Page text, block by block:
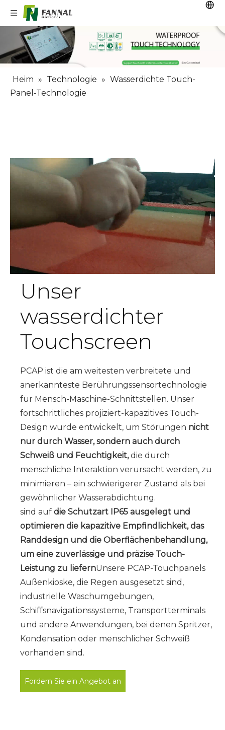
Heim » Technologie » Wasserdichte Touch-
Panel-Technologie
Unser
wasserdichter
Touchscreen
PCAP ist die am weitesten verbreitete und
anerkannteste Berührungssensortechnologie
für Mensch-Maschine-Schnittstellen. Unser
fortschrittliches projiziert-kapazitives Touch-
Design wurde entwickelt, um Störungen nicht
nur durch Wasser, sondern auch durch
Schweiß und Feuchtigkeit,die durch
menschliche Interaktion verursacht werden, zu
minimieren – ein schwierigerer Zustand als bei
gewöhnlicher Wasserabdichtung.
sind auf die Schutzart IP65 ausgelegt und
optimieren die kapazitive Empfindlichkeit, das
Randdesign und die Oberflächenbehandlung,
um eine zuverlässige und präzise Touch-
Leistung zu liefernUnsere PCAP-Touchpanels
Außenkioske, die Regen ausgesetzt sind,
industrielle Waschumgebungen,
Schiffsnavigationssysteme, Transportterminals
und andere Anwendungen, bei denen Spritzer,
Kondensation oder menschlicher Schweiß
vorhanden sind.
Fordern Sie ein Angebot an